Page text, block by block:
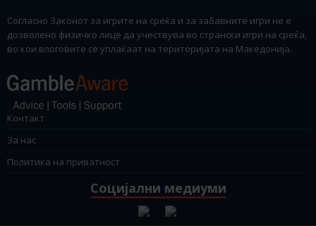
Согласно Законот за игрите на среќа и за забавните игри не е
дозволено физичко лице да учествува во странски игри на среќа,
во кои влоговите се уплаќаат на територијата на Македонија.
Контакт
За нас
Политика на приватност
Социјални медиуми